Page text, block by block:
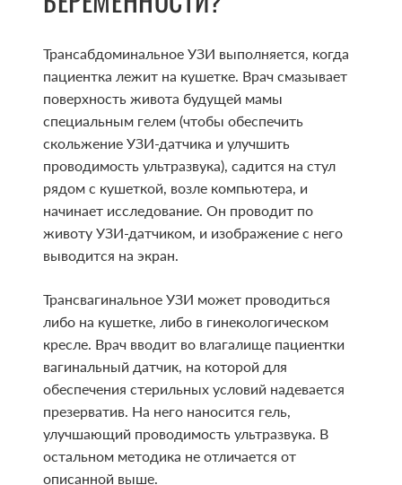
Трансабдоминальное УЗИ выполняется, когда
пациентка лежит на кушетке. Врач смазывает
поверхность живота будущей мамы
специальным гелем (чтобы обеспечить
скольжение УЗИ-датчика и улучшить
проводимость ультразвука), садится на стул
рядом с кушеткой, возле компьютера, и
начинает исследование. Он проводит по
животу УЗИ-датчиком, и изображение с него
выводится на экран.
Трансвагинальное УЗИ может проводиться
либо на кушетке, либо в гинекологическом
кресле. Врач вводит во влагалище пациентки
вагинальный датчик, на которой для
обеспечения стерильных условий надевается
презерватив. На него наносится гель,
улучшающий проводимость ультразвука. В
остальном методика не отличается от
описанной выше.